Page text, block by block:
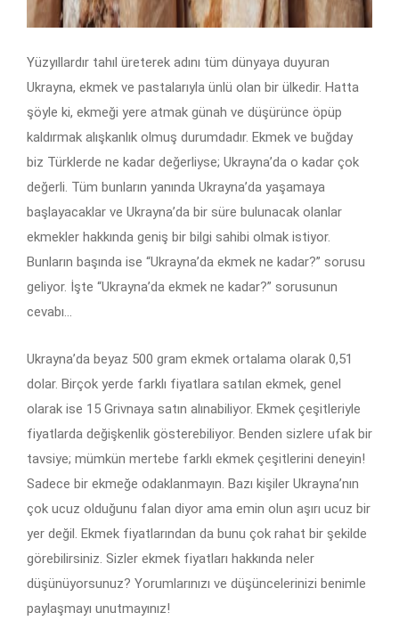
Yüzyıllardır tahıl üreterek adını tüm dünyaya duyuran
Ukrayna, ekmek ve pastalarıyla ünlü olan bir ülkedir. Hatta
şöyle ki, ekmeği yere atmak günah ve düşürünce öpüp
kaldırmak alışkanlık olmuş durumdadır. Ekmek ve buğday
biz Türklerde ne kadar değerliyse; Ukrayna’da o kadar çok
değerli. Tüm bunların yanında Ukrayna’da yaşamaya
başlayacaklar ve Ukrayna’da bir süre bulunacak olanlar
ekmekler hakkında geniş bir bilgi sahibi olmak istiyor.
Bunların başında ise “Ukrayna’da ekmek ne kadar?” sorusu
geliyor. İşte “Ukrayna’da ekmek ne kadar?” sorusunun
cevabı…
Ukrayna’da beyaz 500 gram ekmek ortalama olarak 0,51
dolar. Birçok yerde farklı fiyatlara satılan ekmek, genel
olarak ise 15 Grivnaya satın alınabiliyor. Ekmek çeşitleriyle
fiyatlarda değişkenlik gösterebiliyor. Benden sizlere ufak bir
tavsiye; mümkün mertebe farklı ekmek çeşitlerini deneyin!
Sadece bir ekmeğe odaklanmayın. Bazı kişiler Ukrayna’nın
çok ucuz olduğunu falan diyor ama emin olun aşırı ucuz bir
yer değil. Ekmek fiyatlarından da bunu çok rahat bir şekilde
görebilirsiniz. Sizler ekmek fiyatları hakkında neler
düşünüyorsunuz? Yorumlarınızı ve düşüncelerinizi benimle
paylaşmayı unutmayınız!